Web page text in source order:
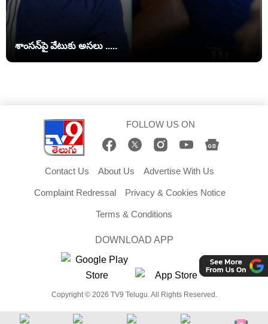
శాంసన్‌పై వేటుకు అసలు .....
FOLLOW US ON
Contact Us About Us Advertise With Us
Complaint Redressal Privacy & Cookies Notice
Terms & Conditions
DOWNLOAD APP
Copyright © 2026 TV9 Telugu. All Rights Reserved.